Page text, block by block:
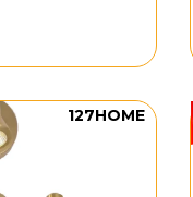
127HOME